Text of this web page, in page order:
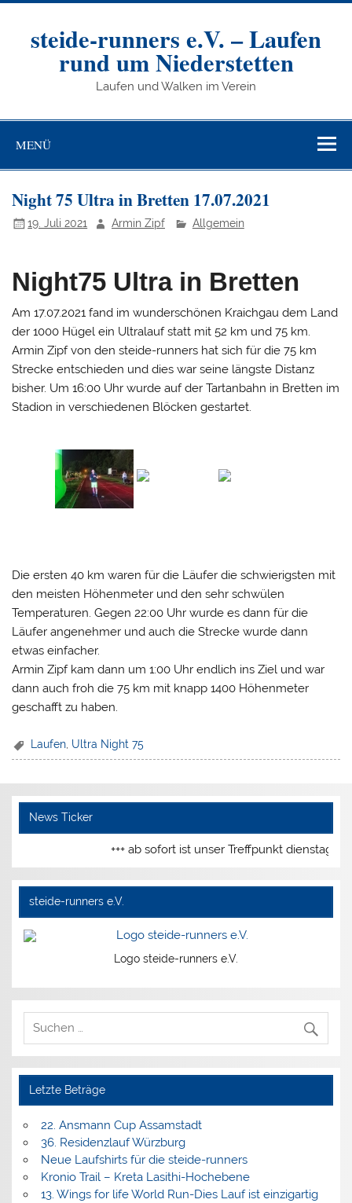
Zum
steide-runners e.V. – Laufen
rund um Niederstetten
Laufen und Walken im Verein
MENÜ
Night 75 Ultra in Bretten 17.07.2021
19. Juli 2021 Armin Zipf Allgemein
Night75 Ultra in Bretten
Am 17.07.2021 fand im wunderschönen Kraichgau dem Land
der 1000 Hügel ein Ultralauf statt mit 52 km und 75 km.
Armin Zipf von den steide-runners hat sich für die 75 km
Strecke entschieden und dies war seine längste Distanz
bisher. Um 16:00 Uhr wurde auf der Tartanbahn in Bretten im
Stadion in verschiedenen Blöcken gestartet.
Die ersten 40 km waren für die Läufer die schwierigsten mit
den meisten Höhenmeter und den sehr schwülen
Temperaturen. Gegen 22:00 Uhr wurde es dann für die
Läufer angenehmer und auch die Strecke wurde dann
etwas einfacher.
Armin Zipf kam dann um 1:00 Uhr endlich ins Ziel und war
dann auch froh die 75 km mit knapp 1400 Höhenmeter
geschafft zu haben.
Laufen Ultra Night 75
News Ticker
+++ ab sofort ist unser Treffpunkt dienstags
steide-runners e.V.
Logo steide-runners e.V.
Letzte Beträge
22. Ansmann Cup Assamstadt
36. Residenzlauf Würzburg
Neue Laufshirts für die steide-runners
Kronio Trail – Kreta Lasithi-Hochebene
13. Wings for life World Run-Dies Lauf ist einzigartig